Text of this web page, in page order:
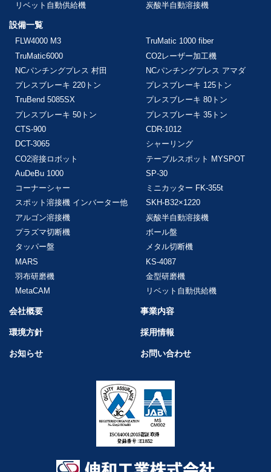
リベット自動供給機
炭酸半自動溶接機
設備一覧
FLW4000 M3
TruMatic 1000 fiber
TruMatic6000
CO2レーザー加工機
NCパンチングプレス 村田
NCパンチングプレス アマダ
プレスブレーキ 220トン
プレスブレーキ 125トン
TruBend 5085SX
プレスブレーキ 80トン
プレスブレーキ 50トン
プレスブレーキ 35トン
CTS-900
CDR-1012
DCT-3065
シャーリング
CO2溶接ロボット
テーブルスポット MYSPOT
AuDeBu 1000
SP-30
コーナーシャー
ミニカッター FK-355t
スポット溶接機 インバーター他
SKH-B32×1220
アルゴン溶接機
炭酸半自動溶接機
プラズマ切断機
ボール盤
タッパー盤
メタル切断機
MARS
KS-4087
羽布研磨機
金型研磨機
MetaCAM
リベット自動供給機
会社概要 事業内容
環境方針 採用情報
お知らせ お問い合わせ